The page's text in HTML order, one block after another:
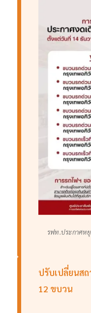
รฟท.ประกาศห
ปรับเปลี่ยนส
12 ขบวน